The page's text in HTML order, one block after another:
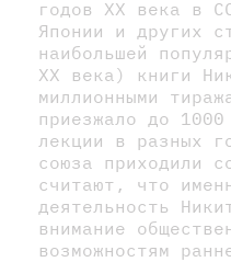
годов XX века в
Японии и других
наибольшей
XX века) книги
миллионными
приезжало до
лекции в разных
союза приходили
считают, что
деятельность
внимание
возможностям